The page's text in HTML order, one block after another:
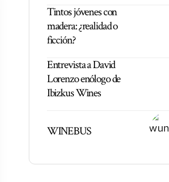
Tintos jóvenes con
madera: ¿realidad o
ficción?
Entrevista a David
Lorenzo enólogo de
Ibizkus Wines
WINEBUS